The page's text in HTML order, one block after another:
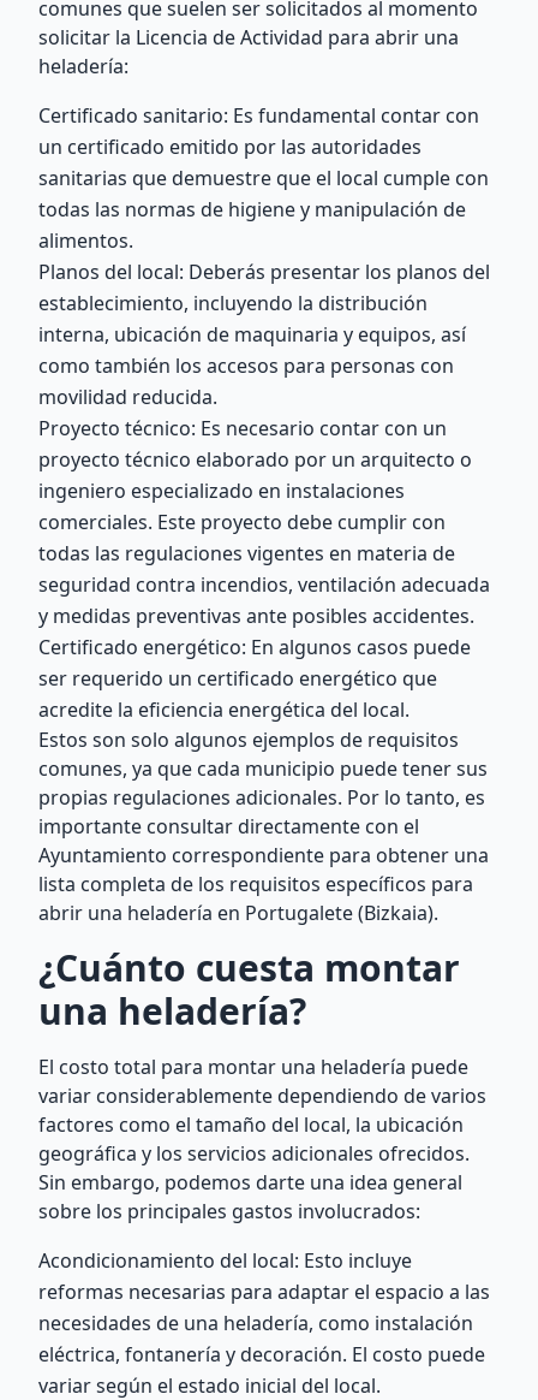
comunes que suelen ser solicitados al momento
solicitar la Licencia de Actividad para abrir una
heladería:
Certificado sanitario: Es fundamental contar con
un certificado emitido por las autoridades
sanitarias que demuestre que el local cumple con
todas las normas de higiene y manipulación de
alimentos.
Planos del local: Deberás presentar los planos del
establecimiento, incluyendo la distribución
interna, ubicación de maquinaria y equipos, así
como también los accesos para personas con
movilidad reducida.
Proyecto técnico: Es necesario contar con un
proyecto técnico elaborado por un arquitecto o
ingeniero especializado en instalaciones
comerciales. Este proyecto debe cumplir con
todas las regulaciones vigentes en materia de
seguridad contra incendios, ventilación adecuada
y medidas preventivas ante posibles accidentes.
Certificado energético: En algunos casos puede
ser requerido un certificado energético que
acredite la eficiencia energética del local.
Estos son solo algunos ejemplos de requisitos
comunes, ya que cada municipio puede tener sus
propias regulaciones adicionales. Por lo tanto, es
importante consultar directamente con el
Ayuntamiento correspondiente para obtener una
lista completa de los requisitos específicos para
abrir una heladería en Portugalete (Bizkaia).
¿Cuánto cuesta montar
una heladería?
El costo total para montar una heladería puede
variar considerablemente dependiendo de varios
factores como el tamaño del local, la ubicación
geográfica y los servicios adicionales ofrecidos.
Sin embargo, podemos darte una idea general
sobre los principales gastos involucrados:
Acondicionamiento del local: Esto incluye
reformas necesarias para adaptar el espacio a las
necesidades de una heladería, como instalación
eléctrica, fontanería y decoración. El costo puede
variar según el estado inicial del local.